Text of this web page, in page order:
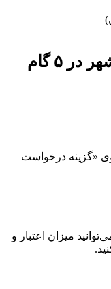
۵ گام
«گزینه درخواست
میزان اعتبار و